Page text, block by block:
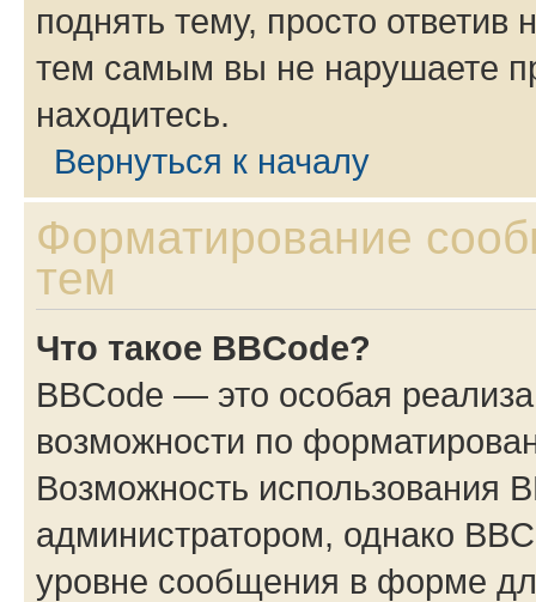
поднять тему, просто ответив
тем самым вы не нарушаете
находитесь.
Вернуться к началу
Форматирование
тем
Что такое BBCode?
BBCode — это особая
возможности по
Возможность использования
администратором, однако
уровне сообщения в форме